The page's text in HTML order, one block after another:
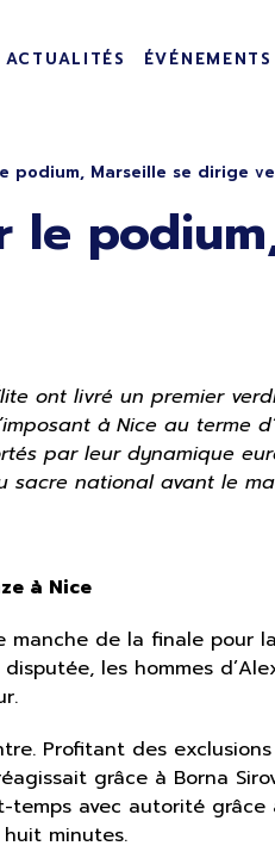
ACTUALITÉS ÉVÉNEMENTS
podium, Marseille se dirige
le
ont livré un premier
à Nice au terme
par leur dynamique
sacre national avant le
à Nice
manche de la finale
les hommes
Profitant des
grâce à Borna
avec autorité
minutes.